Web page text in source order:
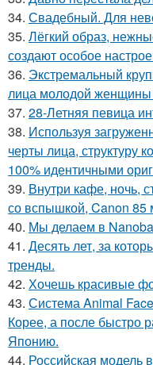
34. Свадебный. Для
35. Лёгкий образ,
создают особое
36. Экстремальный
лица молодой женщины
37. 28-Летняя певица
38. Используя
черты лица, структуру
100% идентичными
39. Внутри кафе, ночь,
со вспышкой, Canon 85
40. Мы делаем в
41. Десять лет, за
тренды.
42. Хочешь красивые
43. Система Animal
Корее, а после быстро
Японию.
44. Российская модель